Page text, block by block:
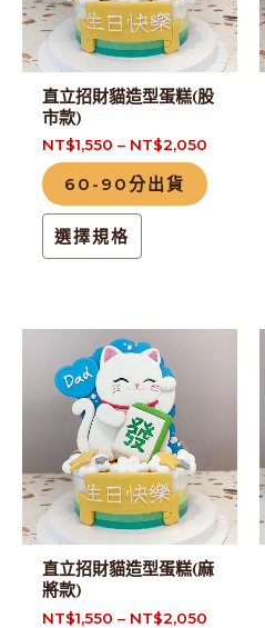
直立招財貓造型蛋糕(股
市款)
NT$1,550 – NT$2,050
60-90分出貨
選擇規格
種
款
可
在
產
面
選
項
直立招財貓造型蛋糕(麻
將款)
NT$1,550 – NT$2,050
此
產
品
有
多
種
款
可
在